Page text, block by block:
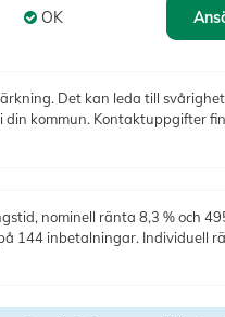
OK
Det kan leda till
kommun. Kontaktuppgifter
nominell ränta 8,3 % och
144 inbetalningar. Individuell